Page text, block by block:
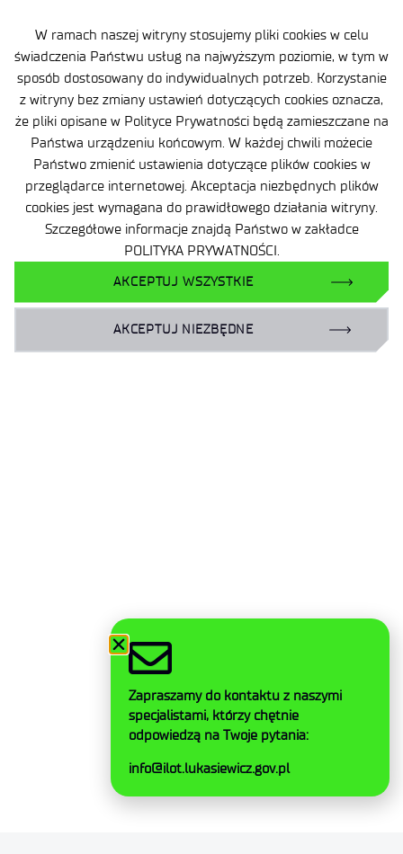
W ramach naszej witryny stosujemy pliki cookies w celu
świadczenia Państwu usług na najwyższym poziomie, w tym w
sposób dostosowany do indywidualnych potrzeb. Korzystanie
z witryny bez zmiany ustawień dotyczących cookies oznacza,
że pliki opisane w Polityce Prywatności będą zamieszczane na
Państwa urządzeniu końcowym. W każdej chwili możecie
Państwo zmienić ustawienia dotyczące plików cookies w
przeglądarce internetowej. Akceptacja niezbędnych plików
cookies jest wymagana do prawidłowego działania witryny.
Szczegółowe informacje znajdą Państwo w zakładce
POLITYKA PRYWATNOŚCI.
AKCEPTUJ WSZYSTKIE
AKCEPTUJ NIEZBĘDNE
Zapraszamy do kontaktu z naszymi
specjalistami, którzy chętnie
odpowiedzą na Twoje pytania:
info@ilot.lukasiewicz.gov.pl